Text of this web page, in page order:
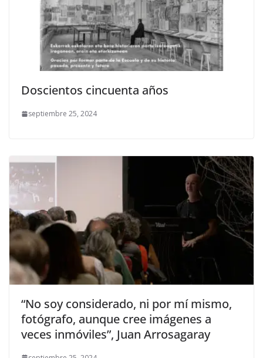
Doscientos cincuenta años
septiembre 25, 2024
“No soy considerado, ni por mí mismo,
fotógrafo, aunque cree imágenes a
veces inmóviles”, Juan Arrosagaray